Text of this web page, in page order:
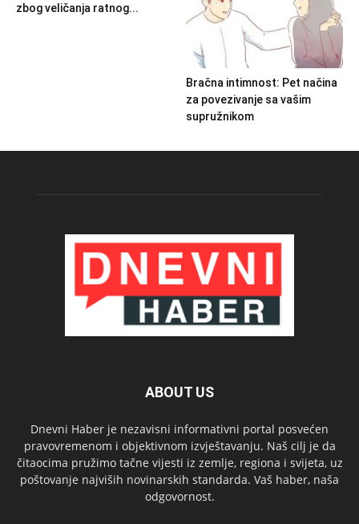
zbog veličanja ratnog...
Bračna intimnost: Pet načina
za povezivanje sa vašim
supružnikom
ABOUT US
Dnevni Haber je nezavisni informativni portal posvećen
pravovremenom i objektivnom izvještavanju. Naš cilj je da
čitaocima pružimo tačne vijesti iz zemlje, regiona i svijeta, uz
poštovanje najviših novinarskih standarda. Vaš haber, naša
odgovornost.